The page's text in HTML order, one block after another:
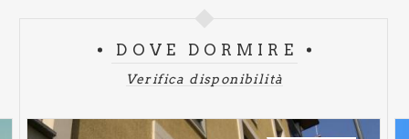
DOVE DORMIRE
Verifica disponibilità